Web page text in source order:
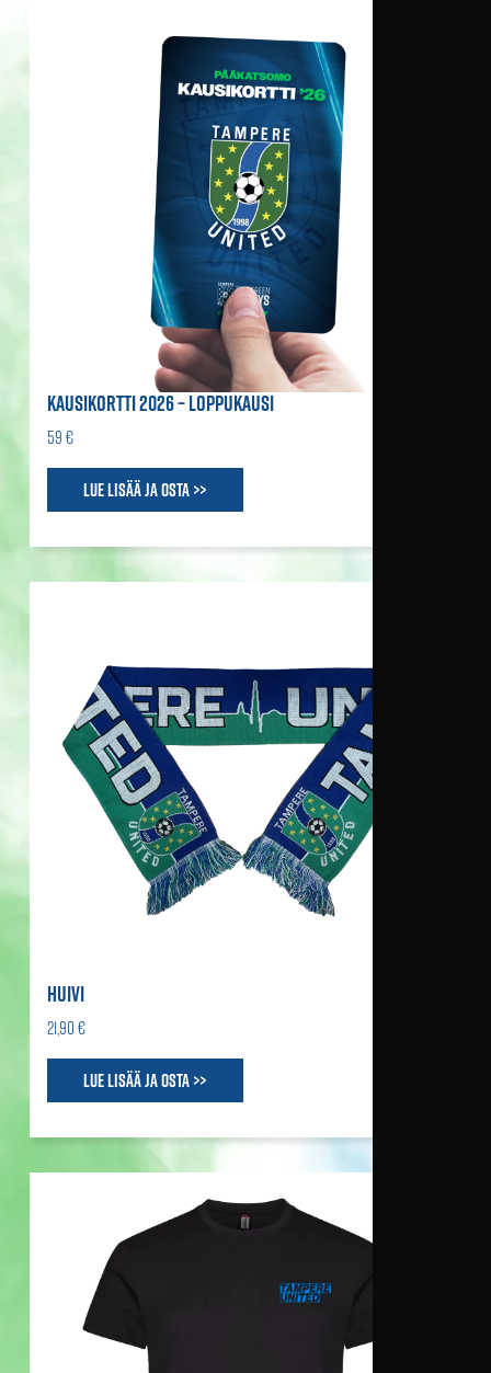
KAUSIKORTTI 2026 – LOPPUKAUSI
59 €
Lue lisää ja osta >>
HUIVI
21,90 €
Lue lisää ja osta >>